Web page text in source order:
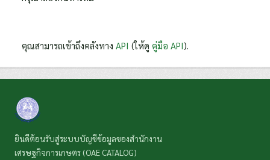
คุณสามารถเข้าถึงคลังทาง API (ให้ดู คู่มือ API).
ยินดีต้อนรับสู่ระบบบัญชีข้อมูลของสำนักงาน
เศรษฐกิจการเกษตร (OAE CATALOG)